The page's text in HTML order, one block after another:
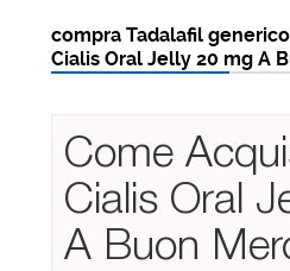
compra Tadalafil
Cialis Oral Jelly 20 mg A
Come
Cialis Oral
A Buon